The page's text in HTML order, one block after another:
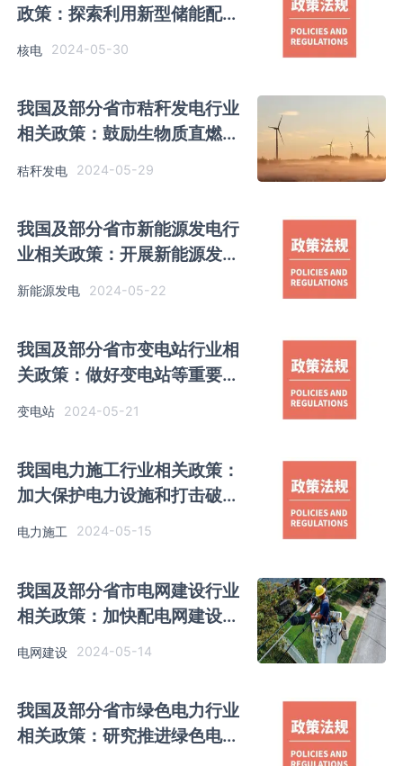
政策：探索利用新型储能配合
核电 2024-05-30
我国及部分省市秸秆发电行业
相关政策：鼓励生物质直燃发
秸秆发电 2024-05-29
我国及部分省市新能源发电行
业相关政策：开展新能源发电
等研究与实践
新能源发电 2024-05-22
我国及部分省市变电站行业相
关政策：做好变电站等重要电
力设施安全保卫工作
变电站 2024-05-21
我国电力施工行业相关政策：
加大保护电力设施和打击破坏
电力设施宣传力度
电力施工 2024-05-15
我国及部分省市电网建设行业
相关政策：加快配电网建设改
电网建设 2024-05-14
我国及部分省市绿色电力行业
相关政策：研究推进绿色电力